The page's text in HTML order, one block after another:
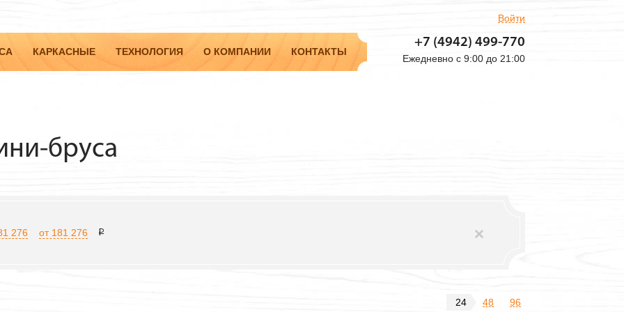
КАРКАСНЫЕ ТЕХНОЛОГИЯ О КОМПАНИИ КОНТАКТЫ
Войти
+7 (4942) 499-770
Ежедневно с 9:00 до 21:00
бруса
276 от 181 276 i
24 48 96